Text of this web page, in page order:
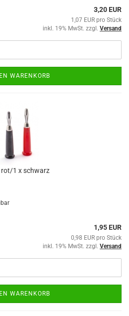
3,20 EUR
1,07 EUR pro Stück
inkl. 19% MwSt. zzgl. Versand
WARENKORB
rot/1 x schwarz
1,95 EUR
0,98 EUR pro Stück
inkl. 19% MwSt. zzgl. Versand
WARENKORB